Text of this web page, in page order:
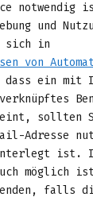
notwendig
und
sich in
von
dass ein mit
sollten
Adresse
ist.
möglich ist
falls